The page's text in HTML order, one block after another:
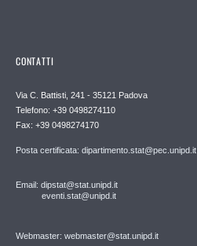
CONTATTI
Via C. Battisti, 241 - 35121 Padova
Telefono: +39 0498274110
Fax: +39 0498274170
Posta certificata: dipartimento.stat@pec.unipd.it
Email: dipstat@stat.unipd.it
eventi.stat@unipd.it
Webmaster: webmaster@stat.unipd.it